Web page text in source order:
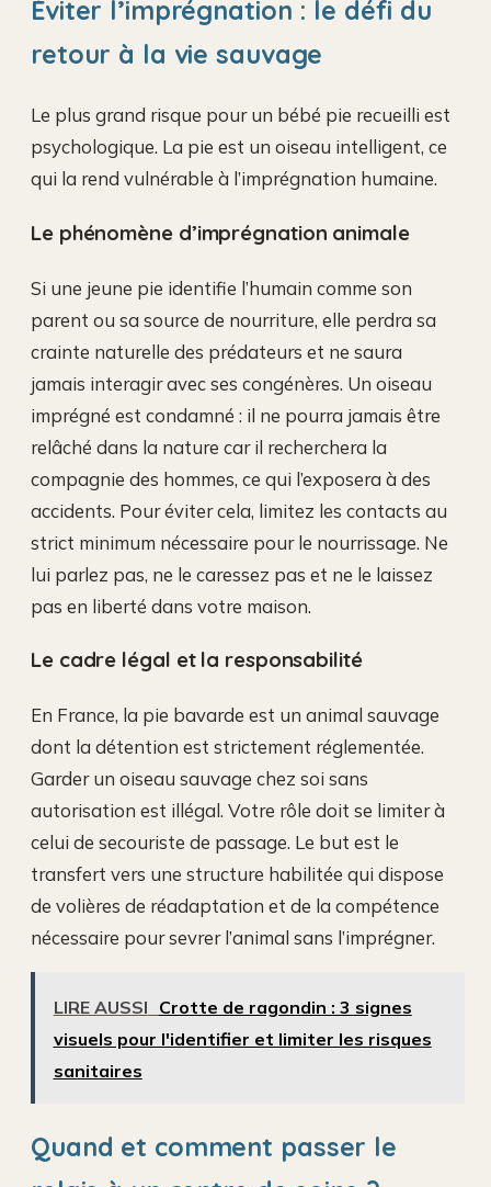
Éviter l’imprégnation : le défi du
retour à la vie sauvage
Le plus grand risque pour un bébé pie recueilli est
psychologique. La pie est un oiseau intelligent, ce
qui la rend vulnérable à l’imprégnation humaine.
Le phénomène d’imprégnation animale
Si une jeune pie identifie l’humain comme son
parent ou sa source de nourriture, elle perdra sa
crainte naturelle des prédateurs et ne saura
jamais interagir avec ses congénères. Un oiseau
imprégné est condamné : il ne pourra jamais être
relâché dans la nature car il recherchera la
compagnie des hommes, ce qui l’exposera à des
accidents. Pour éviter cela, limitez les contacts au
strict minimum nécessaire pour le nourrissage. Ne
lui parlez pas, ne le caressez pas et ne le laissez
pas en liberté dans votre maison.
Le cadre légal et la responsabilité
En France, la pie bavarde est un animal sauvage
dont la détention est strictement réglementée.
Garder un oiseau sauvage chez soi sans
autorisation est illégal. Votre rôle doit se limiter à
celui de secouriste de passage. Le but est le
transfert vers une structure habilitée qui dispose
de volières de réadaptation et de la compétence
nécessaire pour sevrer l’animal sans l’imprégner.
LIRE AUSSI Crotte de ragondin : 3 signes
visuels pour l'identifier et limiter les risques
sanitaires
Quand et comment passer le